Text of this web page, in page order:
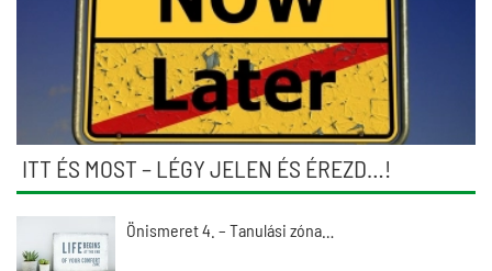
ITT ÉS MOST – LÉGY JELEN ÉS ÉREZD…!
Önismeret 4. – Tanulási zóna…